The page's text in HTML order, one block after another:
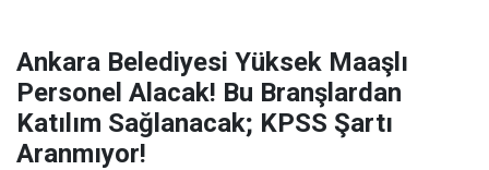
Ankara Belediyesi Yüksek Maaşlı
Personel Alacak! Bu Branşlardan
Katılım Sağlanacak; KPSS Şartı
Aranmıyor!